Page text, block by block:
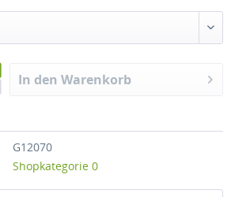
In den Warenkorb
G12070
Shopkategorie 0